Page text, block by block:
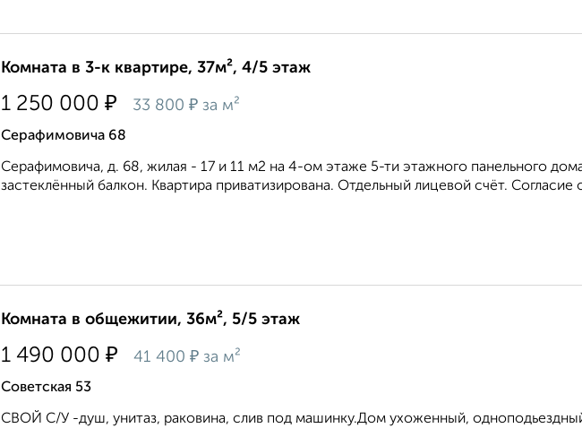
Комната в 3-к квартире, 37м², 4/5 этаж
1 250 000 ₽ 33 800 ₽ за м²
Серафимовича 68
Серафимовича, д. 68, жилая - 17 и 11 м2 на 4-ом этаже 5-ти этажного панельного
застеклённый балкон. Квартира приватизирована. Отдельный лицевой счёт. Согласие
Комната в общежитии, 36м², 5/5 этаж
1 490 000 ₽ 41 400 ₽ за м²
Советская 53
СВОЙ С/У -душ, унитаз, раковина, слив под машинку.Дом ухоженный,